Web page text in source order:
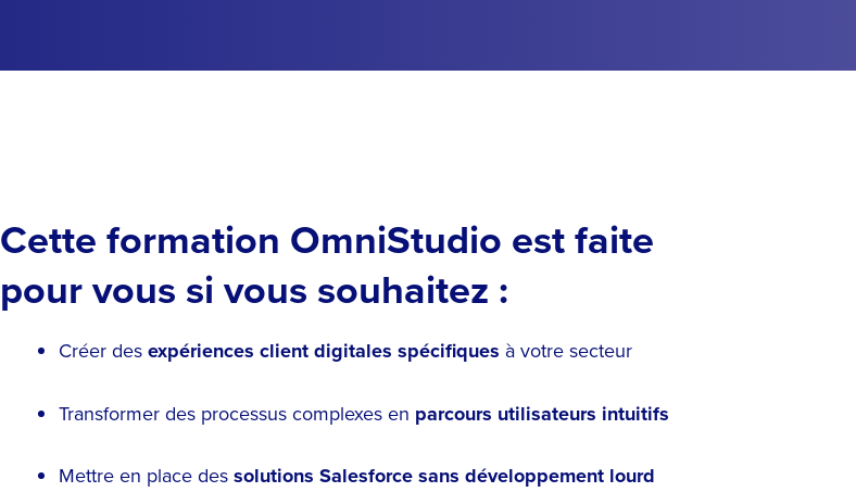
Cette formation OmniStudio est faite
pour vous si vous souhaitez :
Créer desexpériences client digitales spécifiques à votre secteur
Transformer des processus complexes en parcours utilisateurs intuitifs
Mettre en place dessolutions Salesforce sans développement lourd